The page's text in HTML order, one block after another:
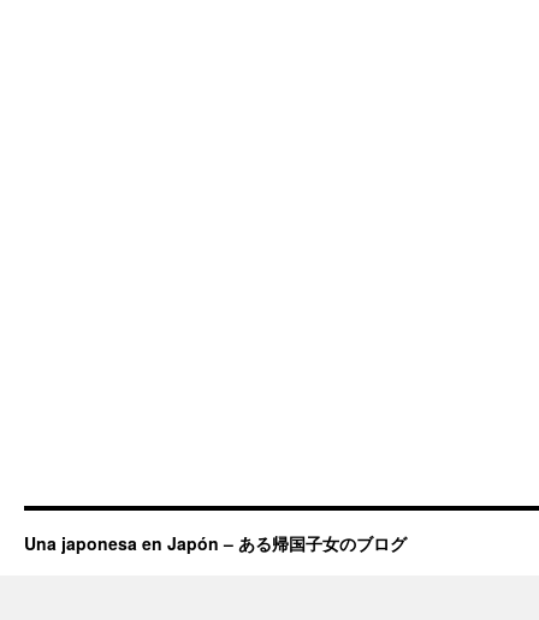
Una japonesa en Japón – ある帰国子女のブログ